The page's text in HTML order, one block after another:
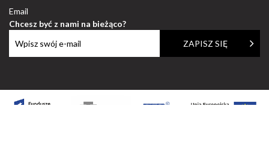
Email
Chcesz być z nami na bieżąco?